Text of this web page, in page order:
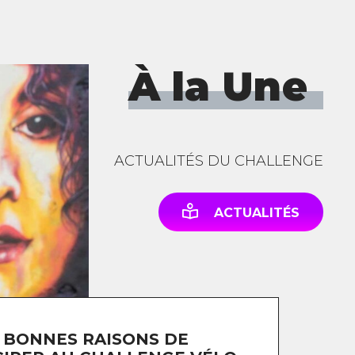
RAISONS DE
À la Une
ACTUALITÉS DU CHALLENGE
ACTUALITÉS